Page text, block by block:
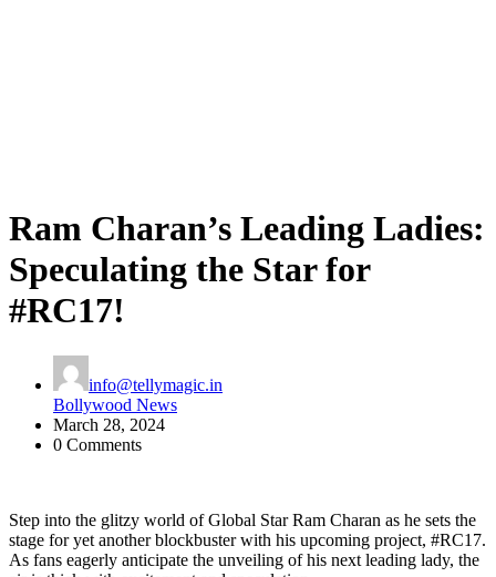
Ram Charan’s Leading Ladies:
Speculating the Star for
#RC17!
info@tellymagic.in
Bollywood News
March 28, 2024
0 Comments
Step into the glitzy world of Global Star Ram Charan as he sets the
stage for yet another blockbuster with his upcoming project, #RC17.
As fans eagerly anticipate the unveiling of his next leading lady, the